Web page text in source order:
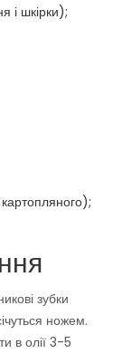
і шкірки);
зубки
ножем.
в олії 3-5